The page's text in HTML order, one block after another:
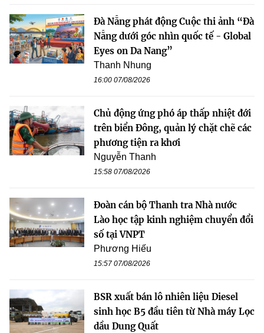
Đà Nẵng phát động Cuộc thi ảnh “Đà
Nẵng dưới góc nhìn quốc tế - Global
Eyes on Da Nang”
Thanh Nhung
16:00 07/08/2026
Chủ động ứng phó áp thấp nhiệt đới
trên biển Đông, quản lý chặt chẽ các
phương tiện ra khơi
Nguyễn Thanh
15:58 07/08/2026
Đoàn cán bộ Thanh tra Nhà nước
Lào học tập kinh nghiệm chuyển đổi
số tại VNPT
Phương Hiếu
15:57 07/08/2026
BSR xuất bán lô nhiên liệu Diesel
sinh học B5 đầu tiên từ Nhà máy Lọc
dầu Dung Quất